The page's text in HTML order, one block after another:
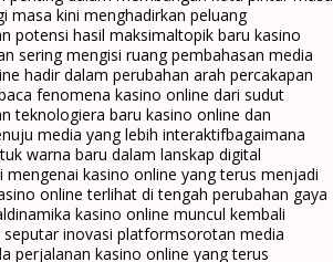
masa kini menghadirkan peluang
potensi hasil maksimaltopik baru kasino
sering mengisi ruang pembahasan media
hadir dalam perubahan arah percakapan
fenomena kasino online dari sudut
teknologiera baru kasino online dan
media yang lebih interaktifbagaimana
warna baru dalam lanskap digital
mengenai kasino online yang terus menjadi
online terlihat di tengah perubahan gaya
dinamika kasino online muncul kembali
inovasi platformsorotan media
perjalanan kasino online yang terus